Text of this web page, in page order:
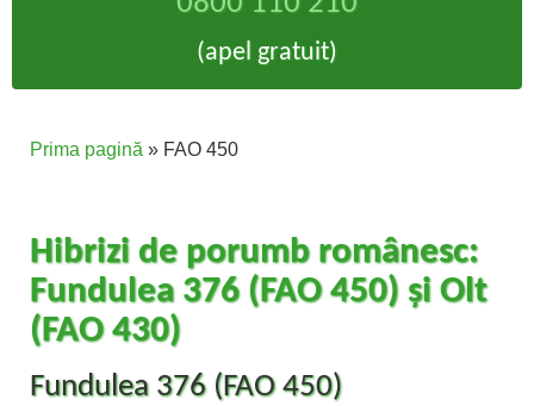
(apel gratuit)
Prima pagină » FAO 450
Hibrizi de porumb românesc:
Fundulea 376 (FAO 450) și Olt
(FAO 430)
Fundulea 376 (FAO 450)